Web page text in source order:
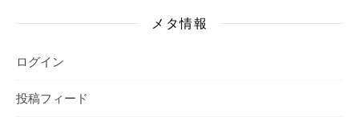
メタ情報
ログイン
投稿フィード